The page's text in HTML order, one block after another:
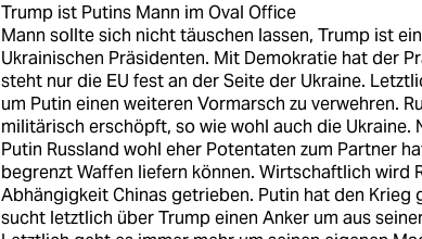
Trump ist Putins Mann im Oval Office
Mann sollte sich nicht täuschen lassen, Trump ist
Ukrainischen Präsidenten. Mit Demokratie hat der
steht nur die EU fest an der Seite der Ukraine.
um Putin einen weiteren Vormarsch zu verwehren.
militärisch erschöpft, so wie wohl auch die Ukraine.
Putin Russland wohl eher Potentaten zum Partner
begrenzt Waffen liefern können. Wirtschaftlich wird
Abhängigkeit Chinas getrieben. Putin hat den Krieg
sucht letztlich über Trump einen Anker um aus